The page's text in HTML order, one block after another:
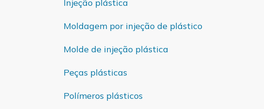
Injeção plástica
Moldagem por injeção de plástico
Molde de injeção plástica
Peças plásticas
Polímeros plásticos